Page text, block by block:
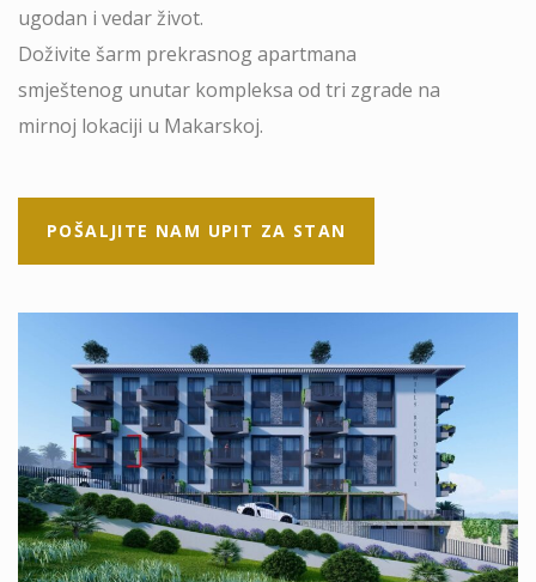
ugodan i vedar život.
Doživite šarm prekrasnog apartmana
smještenog unutar kompleksa od tri zgrade na
mirnoj lokaciji u Makarskoj.
POŠALJITE NAM UPIT ZA STAN